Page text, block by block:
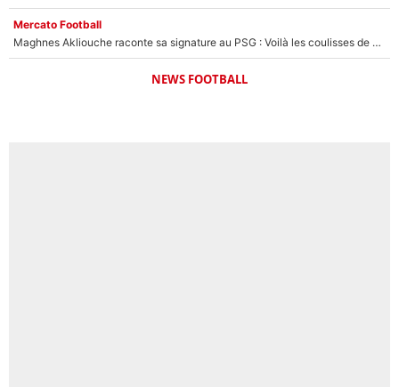
Mercato Football
Maghnes Akliouche raconte sa signature au PSG : Voilà les coulisses de son transfert de rêve à 50M€
NEWS FOOTBALL